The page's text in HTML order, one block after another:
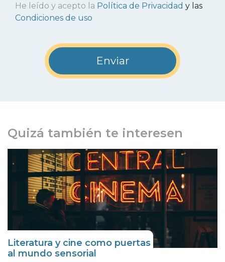
He leído y acepto la Política de Privacidad y las
Condiciones de uso
Quizá también te interesen
Literatura y cine como puertas
al mundo sensorial